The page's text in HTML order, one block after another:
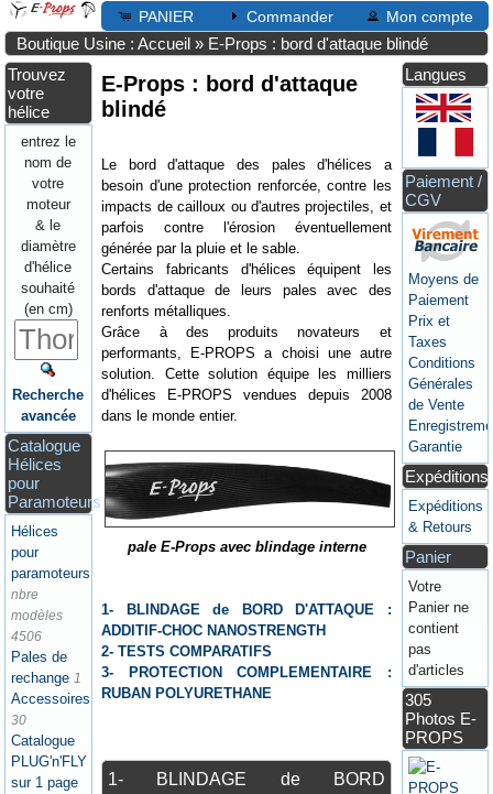
PANIER Commander Mon compte
Boutique Usine : Accueil » E-Props : bord d'attaque blindé
Trouvez
votre
hélice
entrez le
nom de
votre
moteur
& le
diamètre
d'hélice
souhaité
(en cm)
Recherche
avancée
Catalogue
Hélices
pour
Paramoteurs
Hélices
pour
paramoteurs
nbre
modèles
4506
Pales de
rechange 1
Accessoires
30
Catalogue
PLUG'n'FLY
sur 1 page
E-Props : bord d'attaque
blindé
Le bord d'attaque des pales d'hélices a
besoin d'une protection renforcée, contre les
impacts de cailloux ou d'autres projectiles, et
parfois contre l'érosion éventuellement
générée par la pluie et le sable.
Certains fabricants d'hélices équipent les
bords d'attaque de leurs pales avec des
renforts métalliques.
Grâce à des produits novateurs et
performants, E-PROPS a choisi une autre
solution. Cette solution équipe les milliers
d'hélices E-PROPS vendues depuis 2008
dans le monde entier.
pale E-Props avec blindage interne
1- BLINDAGE de BORD D'ATTAQUE :
ADDITIF-CHOC NANOSTRENGTH
2- TESTS COMPARATIFS
3- PROTECTION COMPLEMENTAIRE :
RUBAN POLYURETHANE
1- BLINDAGE de BORD
Langues
Paiement /
CGV
Moyens de
Paiement
Prix et
Taxes
Conditions
Générales
de Vente
Garantie
Expéditions
Expéditions
& Retours
Panier
Votre
Panier ne
contient
pas
d'articles
305
Photos E-
PROPS